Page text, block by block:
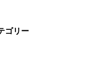
ゴリー